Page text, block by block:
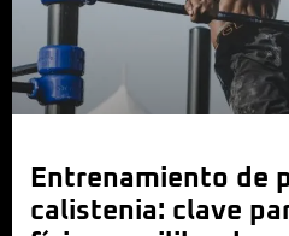
Entrenamiento de
calistenia: clave